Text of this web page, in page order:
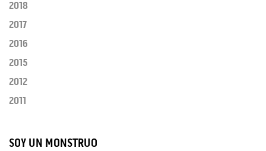
2018
2017
2016
2015
2012
2011
SOY UN MONSTRUO